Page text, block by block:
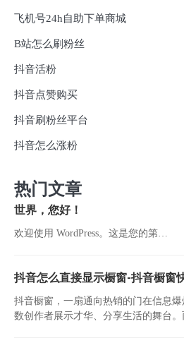
飞机号24h自助下单商城
B站怎么刷粉丝
抖音活粉
抖音点赞购买
抖音刷粉丝平台
抖音怎么涨粉
热门文章
世界，您好！
欢迎使用 WordPress。这是您的第…
抖音怎么直接显示橱窗-抖音橱窗
抖音橱窗，一扇通向热销的门在信息
数创作者展示才华、分享生活的舞台。